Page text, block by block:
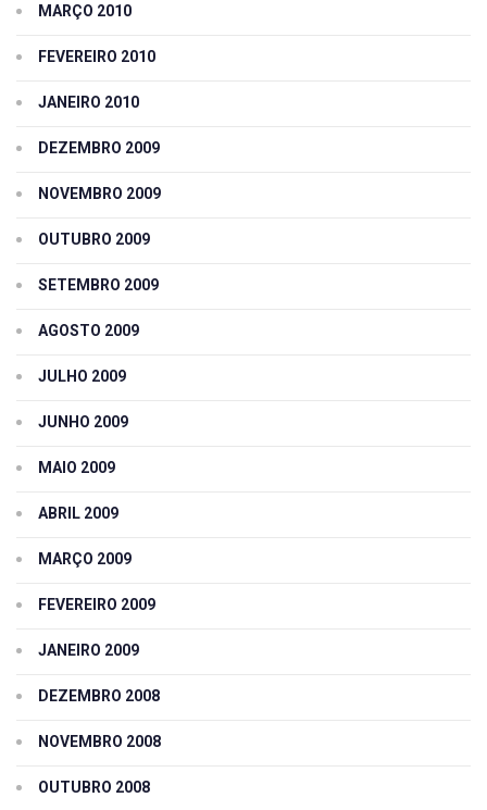
MARÇO 2010
FEVEREIRO 2010
JANEIRO 2010
DEZEMBRO 2009
NOVEMBRO 2009
OUTUBRO 2009
SETEMBRO 2009
AGOSTO 2009
JULHO 2009
JUNHO 2009
MAIO 2009
ABRIL 2009
MARÇO 2009
FEVEREIRO 2009
JANEIRO 2009
DEZEMBRO 2008
NOVEMBRO 2008
OUTUBRO 2008